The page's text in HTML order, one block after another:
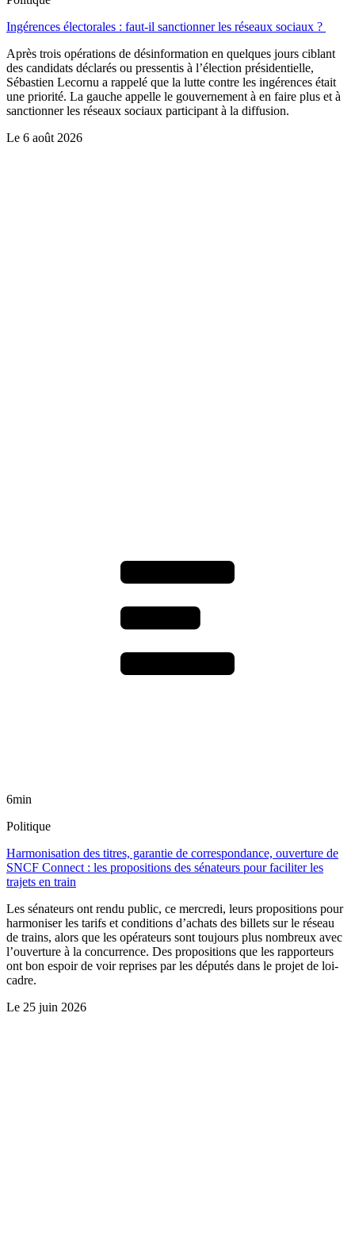
Ingérences électorales : faut-il sanctionner les réseaux sociaux ?
Après trois opérations de désinformation en quelques jours ciblant
des candidats déclarés ou pressentis à l’élection présidentielle,
Sébastien Lecornu a rappelé que la lutte contre les ingérences était
une priorité. La gauche appelle le gouvernement à en faire plus et à
sanctionner les réseaux sociaux participant à la diffusion.
Le 6 août 2026
6min
Politique
Harmonisation des titres, garantie de correspondance, ouverture de
SNCF Connect : les propositions des sénateurs pour faciliter les
trajets en train
Les sénateurs ont rendu public, ce mercredi, leurs propositions pour
harmoniser les tarifs et conditions d’achats des billets sur le réseau
de trains, alors que les opérateurs sont toujours plus nombreux avec
l’ouverture à la concurrence. Des propositions que les rapporteurs
ont bon espoir de voir reprises par les députés dans le projet de loi-
cadre.
Le 25 juin 2026